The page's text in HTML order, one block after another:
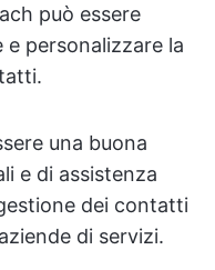
può essere
personalizzare la
una buona
e di assistenza
dei contatti
di servizi.